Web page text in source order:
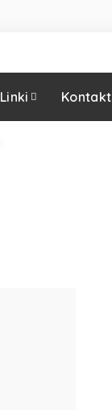
Linki Kontakt